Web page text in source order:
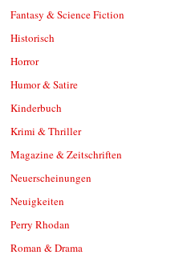
Fantasy & Science Fiction
Historisch
Horror
Humor & Satire
Kinderbuch
Krimi & Thriller
Magazine & Zeitschriften
Neuerscheinungen
Neuigkeiten
Perry Rhodan
Roman & Drama